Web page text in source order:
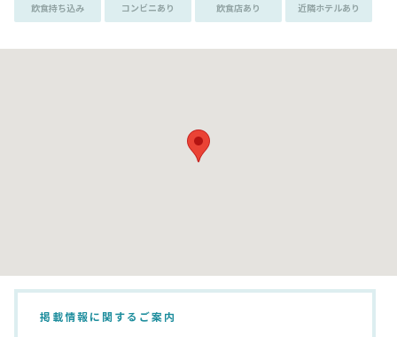
飲食持ち込み コンビニあり 飲食店あり 近隣ホテルあり
掲載情報に関するご案内